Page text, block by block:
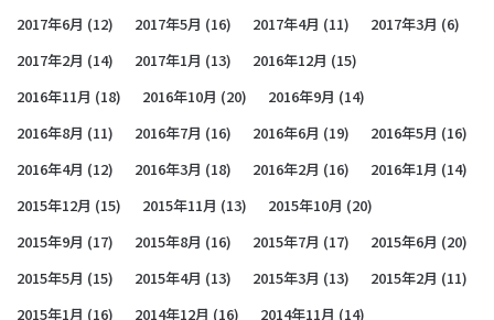
2017年6月 (12) 2017年5月 (16) 2017年4月 (11) 2017年3月 (6)
2017年2月 (14) 2017年1月 (13) 2016年12月 (15)
2016年11月 (18) 2016年10月 (20) 2016年9月 (14)
2016年8月 (11) 2016年7月 (16) 2016年6月 (19) 2016年5月 (16)
2016年4月 (12) 2016年3月 (18) 2016年2月 (16) 2016年1月 (14)
2015年12月 (15) 2015年11月 (13) 2015年10月 (20)
2015年9月 (17) 2015年8月 (16) 2015年7月 (17) 2015年6月 (20)
2015年5月 (15) 2015年4月 (13) 2015年3月 (13) 2015年2月 (11)
2015年1月 (16) 2014年12月 (16) 2014年11月 (14)